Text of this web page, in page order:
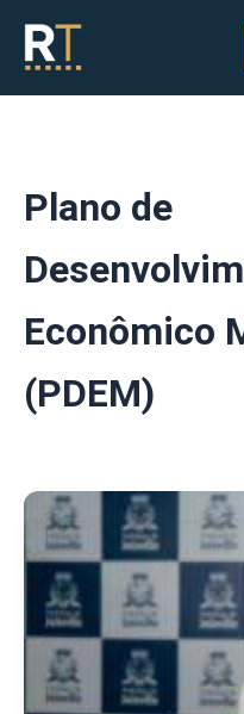
conteúdo
Plano de
Econômico
(PDEM)